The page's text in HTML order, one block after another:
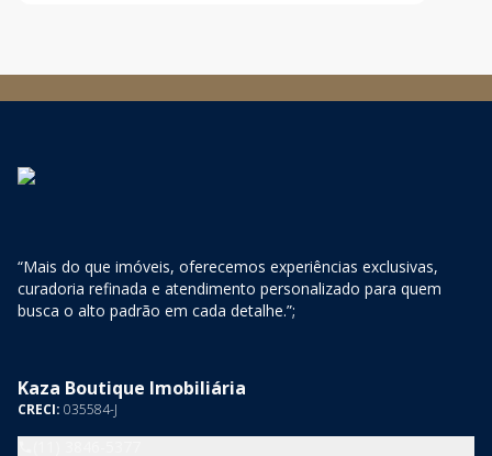
“Mais do que imóveis, oferecemos experiências exclusivas,
curadoria refinada e atendimento personalizado para quem
busca o alto padrão em cada detalhe.”;
Kaza Boutique Imobiliária
CRECI: 035584-J